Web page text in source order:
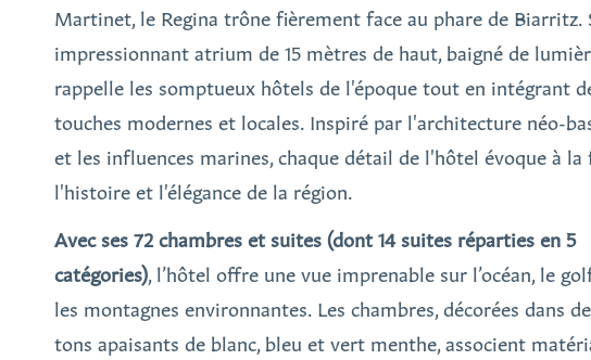
Martinet, le Regina trône fièrement face au phare de Biarritz.
impressionnant atrium de 15 mètres de haut, baigné de
rappelle les somptueux hôtels de l'époque tout en intégrant
touches modernes et locales. Inspiré par l'architecture néo-
et les influences marines, chaque détail de l'hôtel évoque à la
l'histoire et l'élégance de la région.
Avec ses 72 chambres et suites (dont 14 suites réparties en 5
catégories), l’hôtel offre une vue imprenable sur l’océan, le
les montagnes environnantes. Les chambres, décorées dans
tons apaisants de blanc, bleu et vert menthe, associent